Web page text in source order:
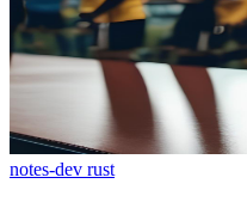
notes-dev rust